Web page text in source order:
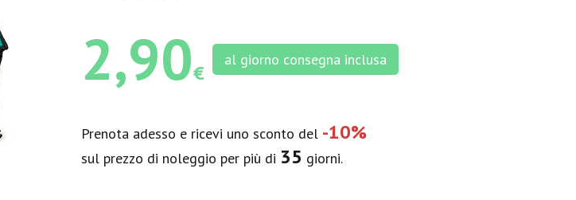
2,90€
al giorno consegna inclusa
Prenota adesso e ricevi uno sconto del -10%
sul prezzo di noleggio per più di 35 giorni.